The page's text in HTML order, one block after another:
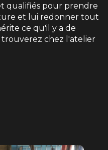
qualifiés pour prendre
et lui redonner tout
ce qu'il y a de
trouverez chez l'atelier